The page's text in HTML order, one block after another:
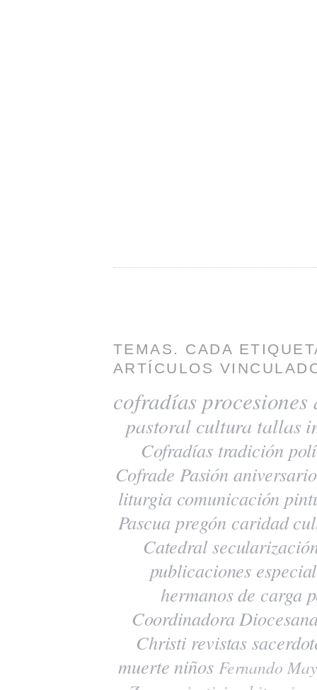
TEMAS. CADA
ARTÍCULOS
cofradías procesiones
pastoral cultura tallas
Cofradías tradición
Cofrade Pasión
liturgia comunicación
Pascua pregón caridad
Catedral
publicaciones
hermanos de carga
Coordinadora
Christi revistas
muerte niños Fernando